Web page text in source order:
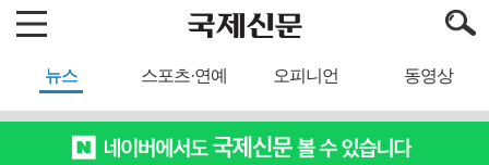
뉴스 스포츠·연예 오피니언 동영상